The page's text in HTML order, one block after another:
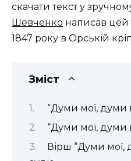
скачати текст у
Шевченко написав цей
1847 року в Орській
Зміст
“Думи мої, думи
“Думи мої, думи
Вірш “Думи мої,